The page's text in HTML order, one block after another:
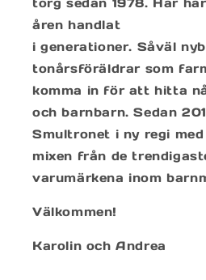
åren handlat
i generationer. Såväl
tonårsföräldrar som
komma in för att hitta
och barnbarn. Sedan
Smultronet i ny regi
mixen från de
varumärkena inom
Välkommen!
Karolin och Andrea